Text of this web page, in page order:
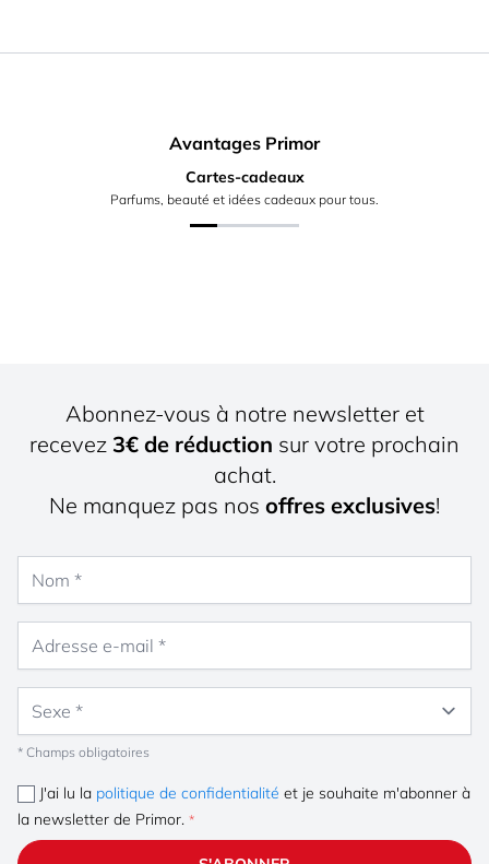
Avantages Primor
Cartes-cadeaux
Parfums, beauté et idées cadeaux pour tous.
Abonnez-vous à notre newsletter et
recevez 3€ de réduction sur votre prochain
achat.
Ne manquez pas nos offres exclusives!
* Champs obligatoires
J'ai lu la politique de confidentialité et je souhaite m'abonner à
la newsletter de Primor.